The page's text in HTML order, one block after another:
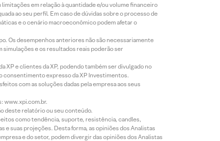
em relação à quantidade e/ou volume financeiro
ao seu perfil. Em caso de dúvidas sobre o processo de
e o cenário macroeconômico podem afetar o
Os desempenhos anteriores não são necessariamente
e os resultados reais poderão ser
e clientes da XP, podendo também ser divulgado no
consentimento expresso da XP Investimentos.
com as soluções dadas pela empresa aos seus
www.xpi.com.br.
deste relatório ou seu conteúdo.
como tendência, suporte, resistência, candles,
e suas projeções. Desta forma, as opiniões dos Analistas
e do setor, podem divergir das opiniões dos Analistas